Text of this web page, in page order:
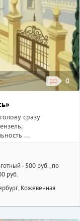
0
сразу
...
- 500 руб., по
руб.
Кожевенная